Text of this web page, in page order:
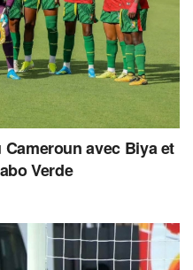
avec Biya et
Verde